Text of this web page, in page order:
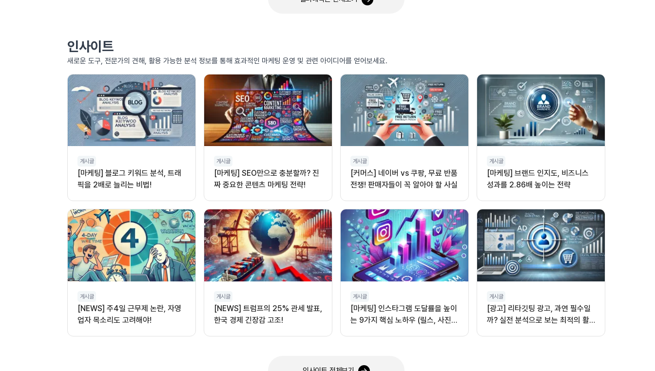
인사이트
새로운 도구, 전문가의 견해, 활용 가능한 분석 정보를 통해 효과적인 마케팅 운영 및 관련 아이디어를 얻어보세요.
게시글
[마케팅] 블로그 키워드 분석, 트래
픽을 2배로 늘리는 비법!
게시글
[마케팅] SEO만으로 충분할까? 진
짜 중요한 콘텐츠 마케팅 전략!
게시글
[커머스] 네이버 vs 쿠팡, 무료 반품
전쟁! 판매자들이 꼭 알아야 할 사실
게시글
[마케팅] 브랜드 인지도, 비즈니스
성과를 2.86배 높이는 전략
게시글
[NEWS] 주4일 근무제 논란, 자영
업자 목소리도 고려해야!
게시글
[NEWS] 트럼프의 25% 관세 발표,
한국 경제 긴장감 고조!
게시글
[마케팅] 인스타그램 도달률을 높이
는 9가지 핵심 노하우 (릴스, 사진,
게시글
[광고] 리타깃팅 광고, 과연 필수일
까? 실전 분석으로 보는 최적의 활